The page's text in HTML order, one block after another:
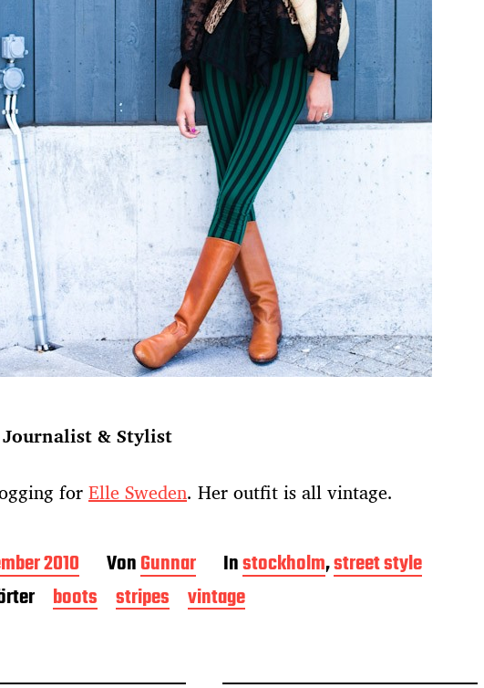
& Stylist
forElle Sweden. Her outfit is all vintage.
2010 VonGunnar Instockholm,street style
boots stripes vintage